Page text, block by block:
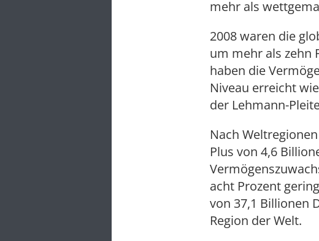
mehr als
2008 waren die
um mehr als zehn
haben die
Niveau erreicht
der Lehmann-
Nach
Plus von 4,6
acht Prozent
von 37,1 Billionen
Region der Welt.